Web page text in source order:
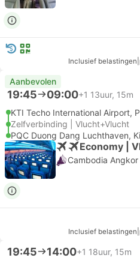
Inclusief belastingen
Aanbevolen
19:45 09:00+1 13uur, 15m
KTI Techo International Airport,
Zelfverbinding | Vlucht+Vlucht
PQC Duong Dang Luchthaven,
Economy |
Cambodia Angkor
Inclusief belastingen
19:45 14:00+1 18uur, 15m